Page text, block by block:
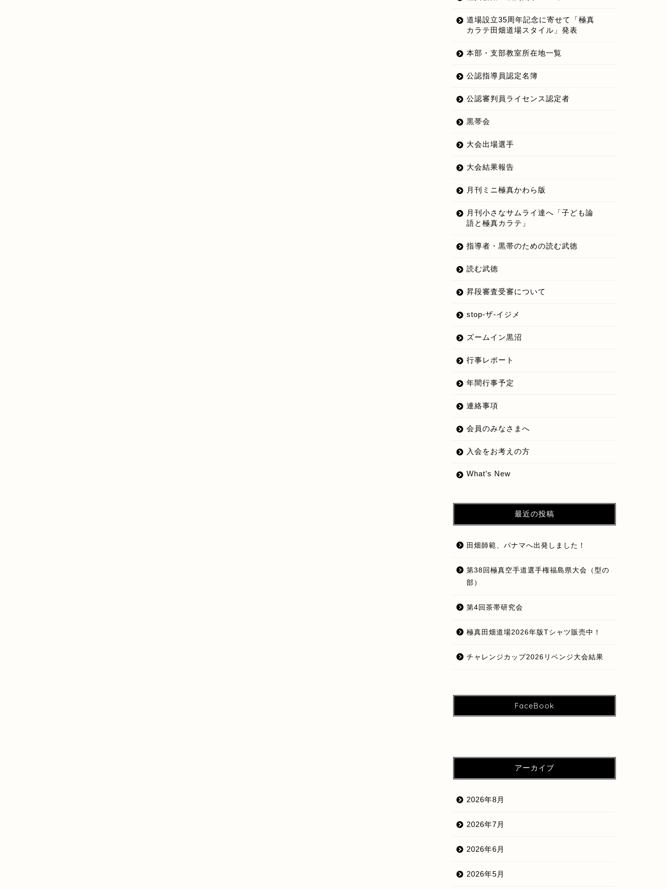
道場設立35周年記念に寄せて「極真
カラテ田畑道場スタイル」発表
本部・支部教室所在地一覧
公認指導員認定名簿
公認審判員ライセンス認定者
黒帯会
大会出場選手
大会結果報告
月刊ミニ極真かわら版
月刊小さなサムライ達へ「子ども論
語と極真カラテ」
指導者・黒帯のための読む武徳
読む武徳
昇段審査受審について
stop-ザ-イジメ
ズームイン黒沼
行事レポート
年間行事予定
連絡事項
会員のみなさまへ
入会をお考えの方
What’s New
最近の投稿
田畑師範、パナマへ出発しました！
第38回極真空手道選手権福島県大会（型の
部）
第4回茶帯研究会
極真田畑道場2026年版Tシャツ販売中！
チャレンジカップ2026リベンジ大会結果
FaceBook
アーカイブ
2026年8月
2026年7月
2026年6月
2026年5月